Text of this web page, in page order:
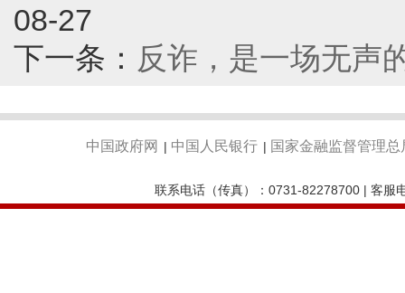
08-27
下一条： 反诈，是一场无声
中国政府网 | 中国人民银行 | 国家金融监督管理总
联系电话（传真）：0731-82278700 | 客服